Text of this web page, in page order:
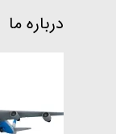
درباره ما